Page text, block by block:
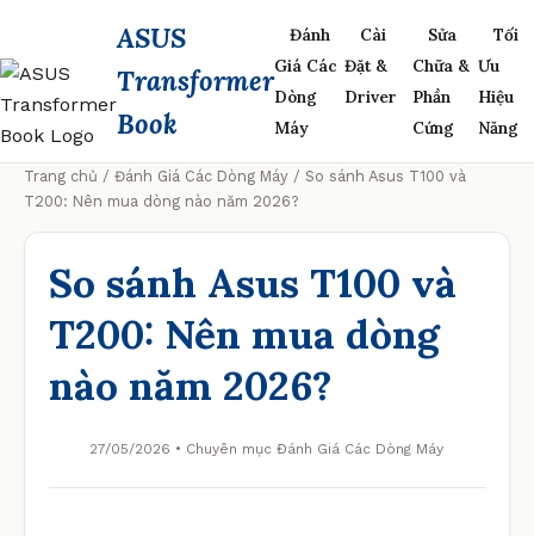
ASUS
Transformer
Book
Đánh
Giá Các
Dòng
Máy
Cài
Đặt &
Driver
Sửa
Chữa &
Phần
Cứng
Tối
Ưu
Hiệu
Năng
Trang chủ / Đánh Giá Các Dòng Máy / So sánh Asus T100 và
T200: Nên mua dòng nào năm 2026?
So sánh Asus T100 và
T200: Nên mua dòng
nào năm 2026?
27/05/2026 • Chuyên mục Đánh Giá Các Dòng Máy